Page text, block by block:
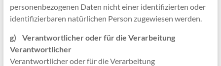
personenbezogenen Daten nicht einer identifizierten oder
identifizierbaren natürlichen Person zugewiesen werden.
g) Verantwortlicher oder für die Verarbeitung
Verantwortlicher
Verantwortlicher oder für die Verarbeitung